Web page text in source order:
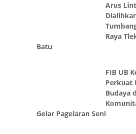
Arus
Raya
Batu
FIB UB
Perkuat
Budaya
Gelar Pagelaran Seni